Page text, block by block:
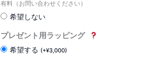
有料（お問い合わせください）
希望しない
プレゼント用ラッピング
希望する (+¥3,000)